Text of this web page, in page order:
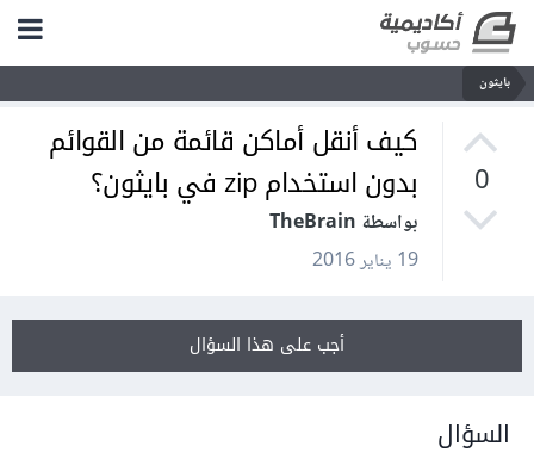
بايثون
0
كيف أنقل أماكن قائمة من القوائم
بدون استخدام zip في بايثون؟
بواسطة TheBrain
19 يناير 2016
أجب على هذا السؤال
السؤال